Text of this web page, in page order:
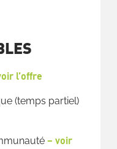
l’offre
(temps partiel)
– voir